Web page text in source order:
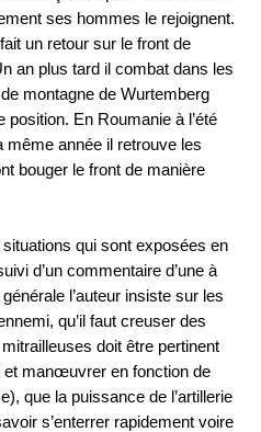
ses hommes le rejoignent.
un retour sur le front de
an plus tard il combat dans les
montagne de Wurtemberg
position. En Roumanie à l’été
même année il retrouve les
bouger le front de manière
qui sont exposées en
d’un commentaire d’une à
l’auteur insiste sur les
qu’il faut creuser des
doit être pertinent
et manœuvrer en fonction de
que la puissance de l’artillerie
s’enterrer rapidement voire